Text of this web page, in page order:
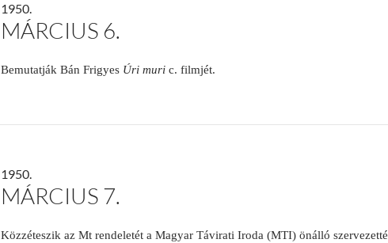
1950.
MÁRCIUS 6.
Bemutatják Bán Frigyes Úri muri c. filmjét.
1950.
MÁRCIUS 7.
Közzéteszik az Mt rendeletét a Magyar Távirati Iroda (MTI) önálló szervezetté